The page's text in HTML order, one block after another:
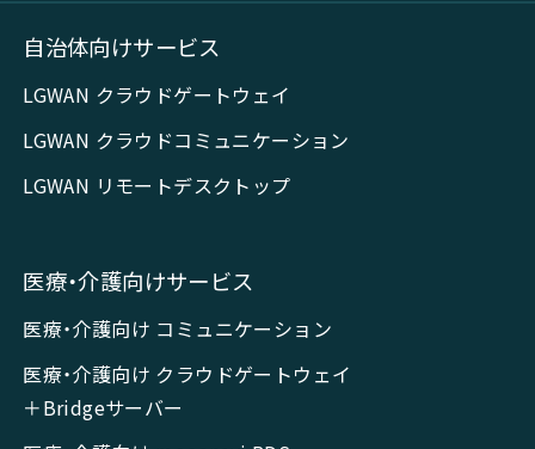
自治体向けサービス
LGWAN クラウドゲートウェイ
LGWAN クラウドコミュニケーション
LGWAN リモートデスクトップ
医療・介護向けサービス
医療・介護向け コミュニケーション
医療・介護向け クラウドゲートウェイ
＋Bridgeサーバー